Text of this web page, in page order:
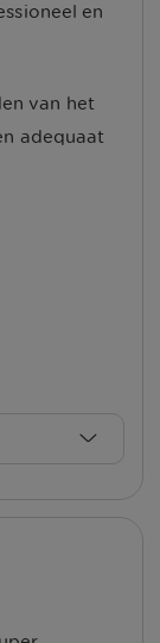
en
van het
adequaat
om te
de